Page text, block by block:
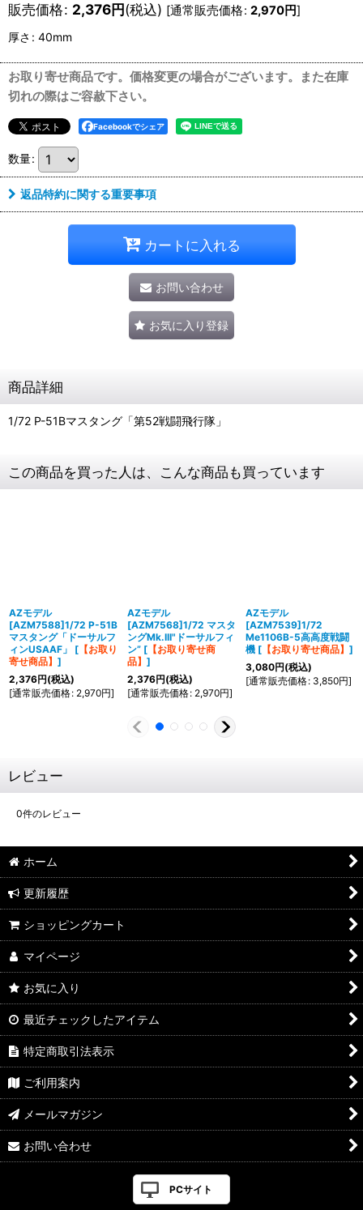
販売価格: 2,376円(税込) [通常販売価格: 2,970円]
厚さ : 40mm
お取り寄せ商品です。価格変更の場合がございます。また在庫
切れの際はご容赦下さい。
Facebookでシェア
数量:
返品特約に関する重要事項
カートに入れる
お問い合わせ
お気に入り登録
商品詳細
1/72 P-51Bマスタング「第52戦闘飛行隊」
この商品を買った人は、こんな商品も買っています
AZモデル
[AZM7588]1/72 P-51B
マスタング「ドーサルフ
ィンUSAAF」
[ 【お取り
寄せ商品】 ]
2,376円(税込)
[通常販売価格: 2,970円]
AZモデル
[AZM7568]1/72 マスタ
ングMk.III"ドーサルフィ
ン” [ 【お取り寄せ商
品】 ]
2,376円(税込)
[通常販売価格: 2,970円]
AZモデル
[AZM7539]1/72
Me1106B-5高高度戦闘
機 [ 【お取り寄せ商品】 ]
3,080円(税込)
[通常販売価格: 3,850円]
レビュー
0件のレビュー
ホーム
更新履歴
ショッピングカート
マイページ
お気に入り
最近チェックしたアイテム
特定商取引法表示
ご利用案内
メールマガジン
お問い合わせ
PCサイト